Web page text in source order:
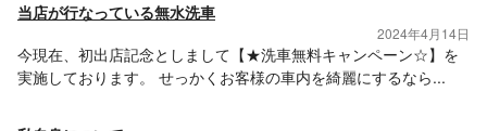
当店が行なっている無水洗車
2024年4月14日
今現在、初出店記念としまして【★洗車無料キャンペーン☆】を
実施しております。 せっかくお客様の車内を綺麗にするなら...